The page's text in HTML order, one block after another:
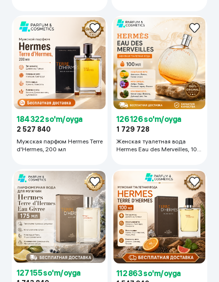
184 322 so'm/oyga
2 527 840
Мужская парфюм Hermes Terre
d'Hermes, 200 мл
126 126 so'm/oyga
1 729 728
Женская туалетная вода
Hermes Eau des Merveilles, 100
127 155 so'm/oyga 112 863 so'm/oyga